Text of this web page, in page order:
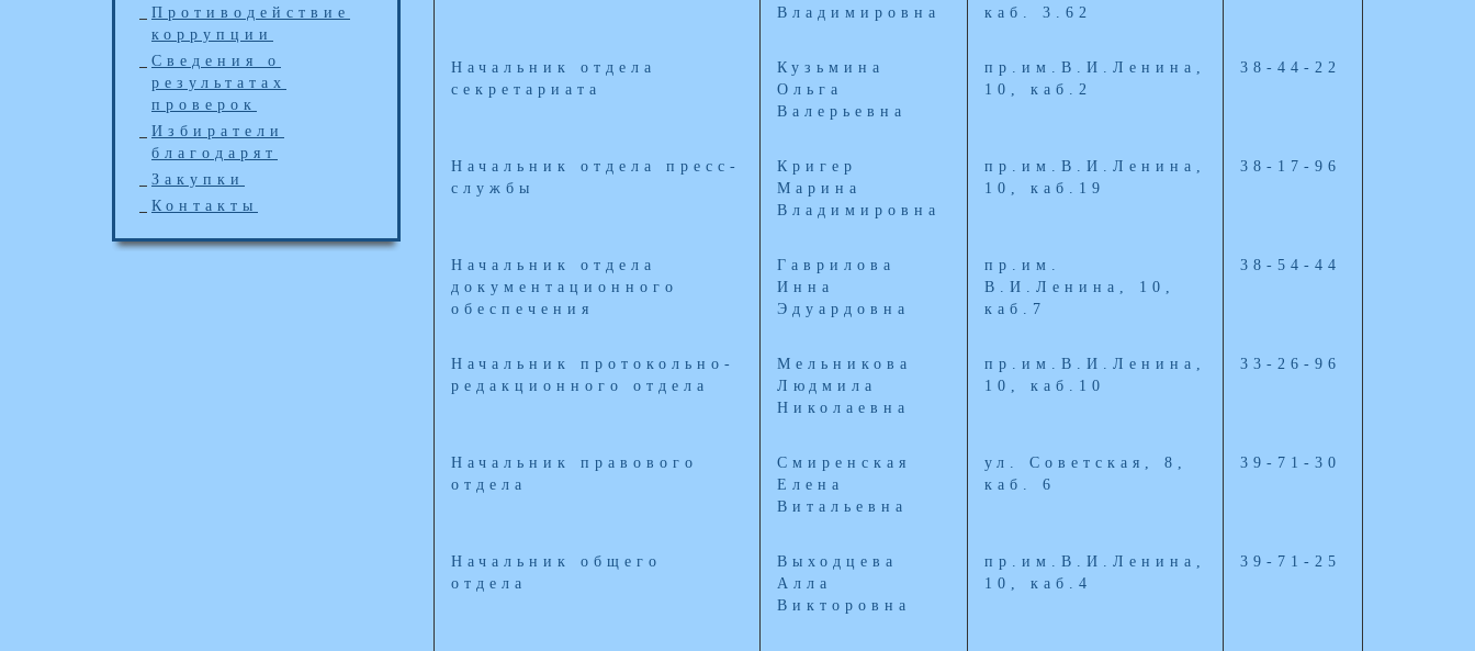
Противодействие
коррупции
Сведения о
результатах
проверок
Избиратели
благодарят
Закупки
Контакты
Владимировна
каб. 3.62
Начальник отдела
секретариата
Кузьмина
Ольга
Валерьевна
пр.им.В.И.Ленина,
10, каб.2
38-44-22
Начальник отдела пресс-
службы
Кригер
Марина
Владимировна
пр.им.В.И.Ленина,
10, каб.19
38-17-96
Начальник отдела
документационного
обеспечения
Гаврилова
Инна
Эдуардовна
пр.им.
В.И.Ленина, 10,
каб.7
38-54-44
Начальник протокольно-
редакционного отдела
Мельникова
Людмила
Николаевна
пр.им.В.И.Ленина,
10, каб.10
33-26-96
Начальник правового
отдела
Смиренская
Елена
Витальевна
ул. Советская, 8,
каб. 6
39-71-30
Начальник общего
отдела
Выходцева
Алла
Викторовна
пр.им.В.И.Ленина,
10, каб.4
39-71-25